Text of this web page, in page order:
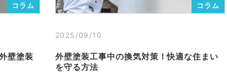
コラム
壁塗装
コラム
2025/09/10
外壁塗装工事中の換気対策！快適な住まい
を守る方法